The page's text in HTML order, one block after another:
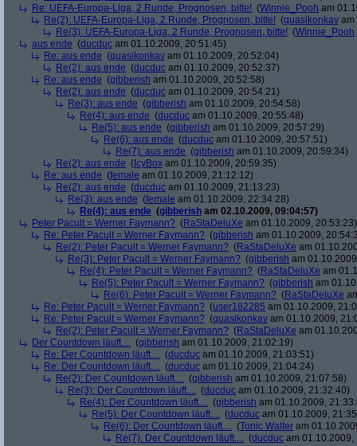
Re: UEFA-Europa-Liga, 2 Runde, Prognosen, bitte! (Winnie_Pooh am
Re(2): UEFA-Europa-Liga, 2 Runde, Prognosen, bitte! (quasikonkav am
Re(3): UEFA-Europa-Liga, 2 Runde, Prognosen, bitte! (Winnie_Pooh
aus ende (ducduc am 01.10.2009, 20:51:45)
Re: aus ende (quasikonkav am 01.10.2009, 20:52:04)
Re(2): aus ende (ducduc am 01.10.2009, 20:52:37)
Re: aus ende (gibberish am 01.10.2009, 20:52:58)
Re(2): aus ende (ducduc am 01.10.2009, 20:54:21)
Re(3): aus ende (gibberish am 01.10.2009, 20:54:58)
Re(4): aus ende (ducduc am 01.10.2009, 20:55:48)
Re(5): aus ende (gibberish am 01.10.2009, 20:57:29)
Re(6): aus ende (ducduc am 01.10.2009, 20:57:51)
Re(7): aus ende (gibberish am 01.10.2009, 20:59:34)
Re(2): aus ende ( IcyBox am 01.10.2009, 20:59:35)
Re: aus ende (female am 01.10.2009, 21:12:12)
Re(2): aus ende (ducduc am 01.10.2009, 21:13:23)
Re(3): aus ende (female am 01.10.2009, 22:34:28)
Re(4): aus ende (gibberish am 02.10.2009, 09:04:57)
Peter Pacult = Werner Faymann? (RaStaDeluXe am 01.10.2009, 20:53:23)
Re: Peter Pacult = Werner Faymann? (gibberish am 01.10.2009,
Re(2): Peter Pacult = Werner Faymann? (RaStaDeluXe am
Re(3): Peter Pacult = Werner Faymann? (gibberish am
Re(4): Peter Pacult = Werner Faymann? (RaStaDeluXe am
Re(5): Peter Pacult = Werner Faymann? (gibberish am
Re(6): Peter Pacult = Werner Faymann? (RaStaDeluXe
Re: Peter Pacult = Werner Faymann? (user182285 am 01.10.2009,
Re: Peter Pacult = Werner Faymann? (quasikonkav am 01.10.2009,
Re(2): Peter Pacult = Werner Faymann? (RaStaDeluXe am
Der Countdown läuft.... (gibberish am 01.10.2009, 21:02:19)
Re: Der Countdown läuft.... (ducduc am 01.10.2009, 21:03:51)
Re: Der Countdown läuft.... (ducduc am 01.10.2009, 21:04:24)
Re(2): Der Countdown läuft.... (gibberish am 01.10.2009, 21:07:58)
Re(3): Der Countdown läuft.... (ducduc am 01.10.2009, 21:32:40)
Re(4): Der Countdown läuft.... (gibberish am 01.10.2009,
Re(5): Der Countdown läuft.... (ducduc am 01.10.2009,
Re(6): Der Countdown läuft.... (Tonic Walter am
Re(7): Der Countdown läuft.... (ducduc am 01.10.2009,